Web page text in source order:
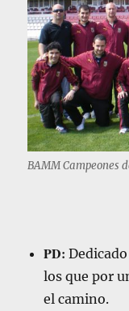
BAMM Campeones
PD:
los que por
el camino.